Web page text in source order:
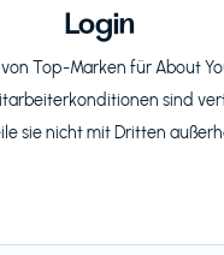
Login
Top-Marken fürAbout
sind
sie nicht mit Dritten